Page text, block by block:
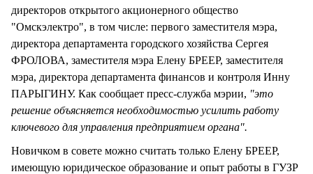
директоров открытого акционерного общество
"Омскэлектро", в том числе: первого заместителя мэра,
директора департамента городского хозяйства Сергея
ФРОЛОВА, заместителя мэра Елену БРЕЕР, заместителя
мэра, директора департамента финансов и контроля Инну
ПАРЫГИНУ. Как сообщает пресс-служба мэрии, "это
решение объясняется необходимостью усилить работу
ключевого для управления предприятием органа".
Новичком в совете можно считать только Елену БРЕЕР,
имеющую юридическое образование и опыт работы в ГУЗР